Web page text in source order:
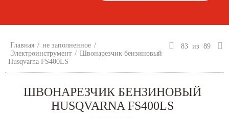
Главная / не заполненное /
Электроинструмент / Швонарезчик бензиновый
Husqvarna FS400LS
83 из 89
ШВОНАРЕЗЧИК БЕНЗИНОВЫЙ
HUSQVARNA FS400LS